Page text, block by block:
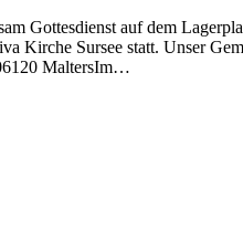
Gottesdienst auf dem
Kirche Sursee statt. Unser
MaltersIm…